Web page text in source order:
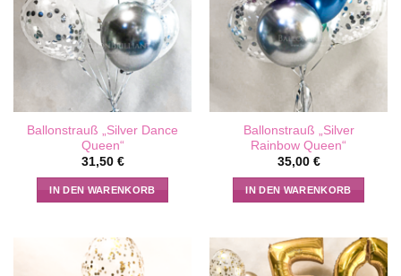
Ballonstrauß „Silver Dance
Queen“
31,50 €
IN DEN WARENKORB
Ballonstrauß „Silver
Rainbow Queen“
35,00 €
IN DEN WARENKORB